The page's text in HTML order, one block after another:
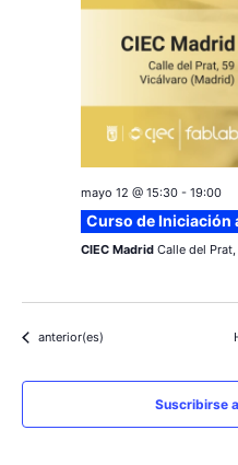
mayo 12 @ 15:30- 19:00
Curso de Iniciación
CIEC Madrid Calle del
Eventos
anterior(es)
Suscribirse